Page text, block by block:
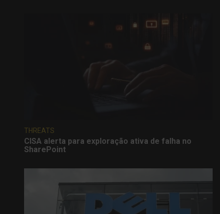
THREATS
CISA alerta para exploração ativa de falha no
SharePoint